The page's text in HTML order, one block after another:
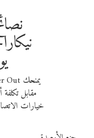
مقابل
خيارات